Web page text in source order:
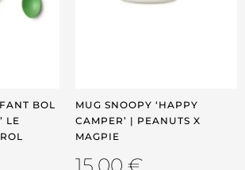
BOL
LE
MUG SNOOPY ‘HAPPY
CAMPER’ | PEANUTS X
MAGPIE
15,00 €